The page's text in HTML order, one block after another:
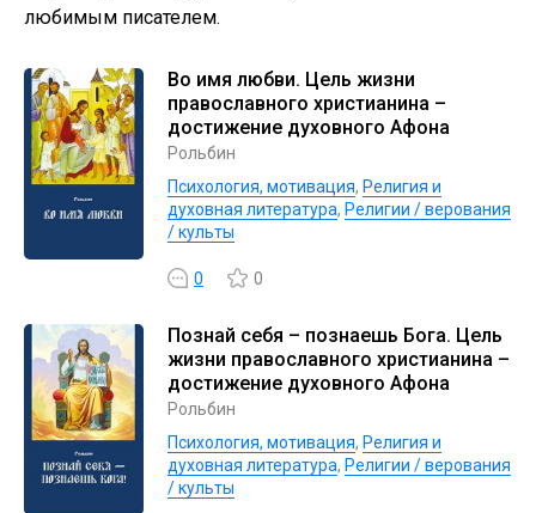
любимым писателем.
Во имя любви. Цель жизни
православного христианина –
достижение духовного Афона
Рольбин
Психология, мотивация, Религия и
духовная литература, Религии / верования
/ культы
0 0
Познай себя – познаешь Бога. Цель
жизни православного христианина –
достижение духовного Афона
Рольбин
Психология, мотивация, Религия и
духовная литература, Религии / верования
/ культы